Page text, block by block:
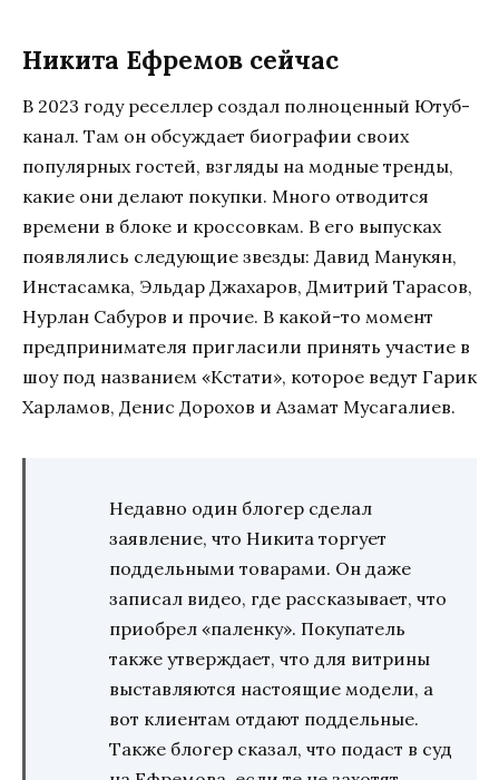
Никита Ефремов сейчас
В 2023 году реселлер создал полноценный Ютуб-
канал. Там он обсуждает биографии своих
популярных гостей, взгляды на модные тренды,
какие они делают покупки. Много отводится
времени в блоке и кроссовкам. В его выпусках
появлялись следующие звезды: Давид Манукян,
Инстасамка, Эльдар Джахаров, Дмитрий Тарасов,
Нурлан Сабуров и прочие. В какой-то момент
предпринимателя пригласили принять участие в
шоу под названием «Кстати», которое ведут Гарик
Харламов, Денис Дорохов и Азамат Мусагалиев.
Недавно один блогер сделал
заявление, что Никита торгует
поддельными товарами. Он даже
записал видео, где рассказывает, что
приобрел «паленку». Покупатель
также утверждает, что для витрины
выставляются настоящие модели, а
вот клиентам отдают поддельные.
Также блогер сказал, что подаст в суд